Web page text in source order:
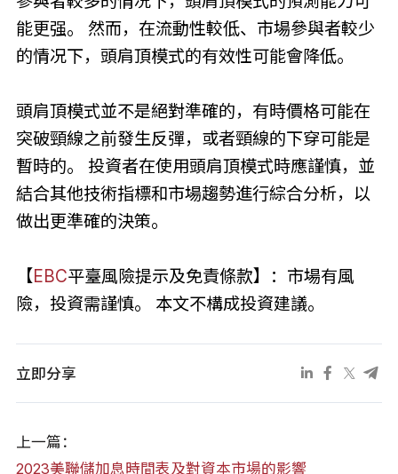
能更强。 然而，在流動性較低、市場參與者較少
的情况下，頭肩頂模式的有效性可能會降低。
頭肩頂模式並不是絕對準確的，有時價格可能在
突破頸線之前發生反彈，或者頸線的下穿可能是
暫時的。 投資者在使用頭肩頂模式時應謹慎，並
結合其他技術指標和市場趨勢進行綜合分析，以
做出更準確的決策。
【EBC平臺風險提示及免責條款】：市場有風
險，投資需謹慎。 本文不構成投資建議。
立即分享
上一篇：
2023美聯儲加息時間表及對資本市場的影響